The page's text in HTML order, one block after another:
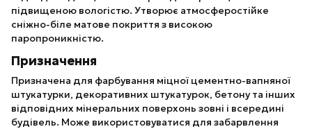
підвищеною вологістю. Утворює атмосферостійке
сніжно-біле матове покриття з високою
паропроникністю.
Призначення
Призначена для фарбування міцної цементно-вапняної
штукатурки, декоративних штукатурок, бетону та інших
відповідних мінеральних поверхонь зовні і всередині
будівель. Може використовуватися для забарвлення